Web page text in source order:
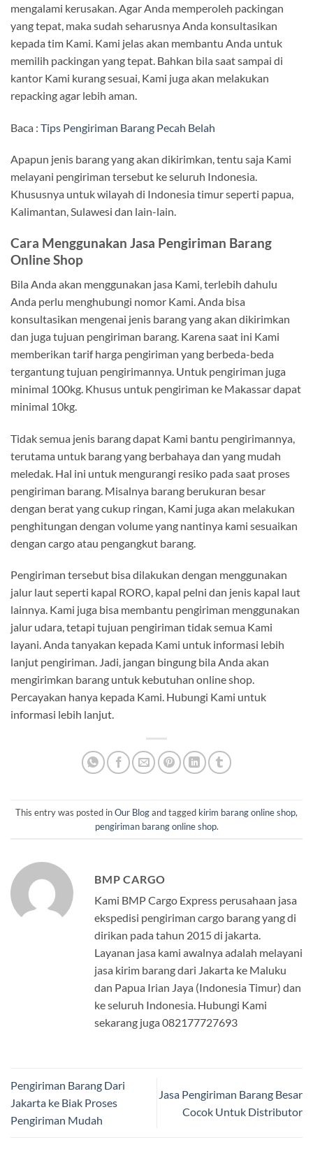
mengalami kerusakan. Agar Anda memperoleh packingan
yang tepat, maka sudah seharusnya Anda konsultasikan
kepada tim Kami. Kami jelas akan membantu Anda untuk
memilih packingan yang tepat. Bahkan bila saat sampai di
kantor Kami kurang sesuai, Kami juga akan melakukan
repacking agar lebih aman.
Baca : Tips Pengiriman Barang Pecah Belah
Apapun jenis barang yang akan dikirimkan, tentu saja Kami
melayani pengiriman tersebut ke seluruh Indonesia.
Khususnya untuk wilayah di Indonesia timur seperti papua,
Kalimantan, Sulawesi dan lain-lain.
Cara Menggunakan Jasa Pengiriman Barang
Online Shop
Bila Anda akan menggunakan jasa Kami, terlebih dahulu
Anda perlu menghubungi nomor Kami. Anda bisa
konsultasikan mengenai jenis barang yang akan dikirimkan
dan juga tujuan pengiriman barang. Karena saat ini Kami
memberikan tarif harga pengiriman yang berbeda-beda
tergantung tujuan pengirimannya. Untuk pengiriman juga
minimal 100kg. Khusus untuk pengiriman ke Makassar dapat
minimal 10kg.
Tidak semua jenis barang dapat Kami bantu pengirimannya,
terutama untuk barang yang berbahaya dan yang mudah
meledak. Hal ini untuk mengurangi resiko pada saat proses
pengiriman barang. Misalnya barang berukuran besar
dengan berat yang cukup ringan, Kami juga akan melakukan
penghitungan dengan volume yang nantinya kami sesuaikan
dengan cargo atau pengangkut barang.
Pengiriman tersebut bisa dilakukan dengan menggunakan
jalur laut seperti kapal RORO, kapal pelni dan jenis kapal laut
lainnya. Kami juga bisa membantu pengiriman menggunakan
jalur udara, tetapi tujuan pengiriman tidak semua Kami
layani. Anda tanyakan kepada Kami untuk informasi lebih
lanjut pengiriman. Jadi, jangan bingung bila Anda akan
mengirimkan barang untuk kebutuhan online shop.
Percayakan hanya kepada Kami. Hubungi Kami untuk
informasi lebih lanjut.
This entry was posted inOur Blogand tagged kirim barang online shop,
pengiriman barang online shop.
BMP CARGO
Kami BMP Cargo Express perusahaan jasa
ekspedisi pengiriman cargo barang yang di
dirikan pada tahun 2015 di jakarta.
Layanan jasa kami awalnya adalah melayani
jasa kirim barang dari Jakarta ke Maluku
dan Papua Irian Jaya (Indonesia Timur) dan
ke seluruh Indonesia. Hubungi Kami
sekarang juga 082177727693
Pengiriman Barang Dari
Jakarta ke Biak Proses
Pengiriman Mudah
Jasa Pengiriman Barang Besar
Cocok Untuk Distributor